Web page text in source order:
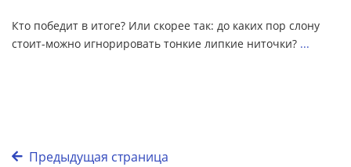
Кто победит в итоге? Или скорее так: до каких пор слону
стоит-можно игнорировать тонкие липкие ниточки? ...
Предыдущая страница